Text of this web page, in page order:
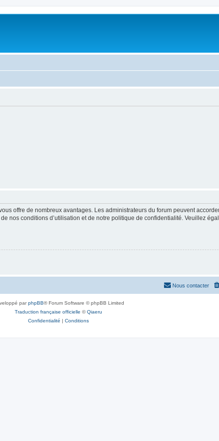
offre de nombreux avantages. Les administrateurs du forum peuvent
nos conditions d’utilisation et de notre politique de confidentialité. Veuillez
Nous contacter
parphpBB® Forum Software © phpBB Limited
Traduction française officielle ©Qiaeru
Confidentialité | Conditions